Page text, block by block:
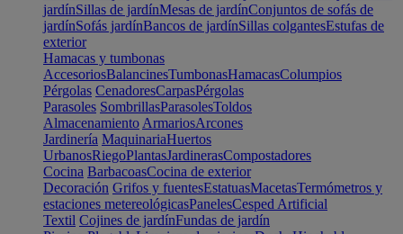
jardínSillas de jardínMesas de jardínConjuntos de sofás de
jardínSofás jardínBancos de jardínSillas colgantesEstufas de
exterior
Hamacas y tumbonas
AccesoriosBalancinesTumbonasHamacasColumpios
Pérgolas CenadoresCarpasPérgolas
Parasoles SombrillasParasolesToldos
Almacenamiento ArmariosArcones
Jardinería MaquinariaHuertos
UrbanosRiegoPlantasJardinerasCompostadores
Cocina BarbacoasCocina de exterior
Decoración Grifos y fuentesEstatuasMacetasTermómetros y
estaciones metereológicasPanelesCesped Artificial
Textil Cojines de jardínFundas de jardín